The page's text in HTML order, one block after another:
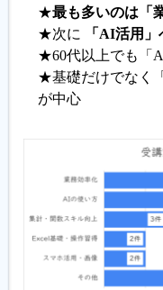
★最も多いのは「
★次に
「AI活用
★60代以上でも「
★基礎だけでなく
が中心